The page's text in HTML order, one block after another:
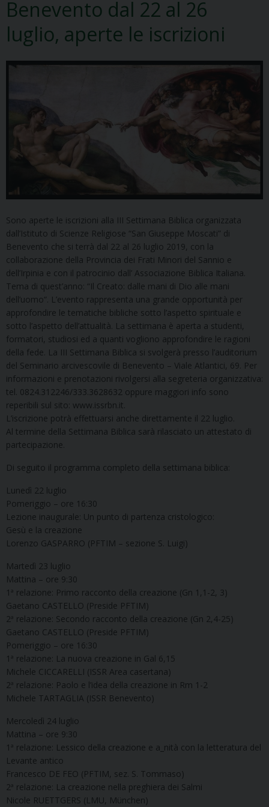
Benevento dal 22 al 26
luglio, aperte le iscrizioni
Sono aperte le iscrizioni alla III Settimana Biblica organizzata
dall’Istituto di Scienze Religiose “San Giuseppe Moscati” di
Benevento che si terrà dal 22 al 26 luglio 2019, con la
collaborazione della Provincia dei Frati Minori del Sannio e
dell’Irpinia e con il patrocinio dall’ Associazione Biblica Italiana.
Tema di quest’anno: “Il Creato: dalle mani di Dio alle mani
dell’uomo“. L’evento rappresenta una grande opportunità per
approfondire le tematiche bibliche sotto l’aspetto spirituale e
sotto l’aspetto dell’attualità. La settimana è aperta a studenti,
formatori, studiosi ed a quanti vogliono approfondire le ragioni
della fede. La III Settimana Biblica si svolgerà presso l’auditorium
del Seminario arcivescovile di Benevento – Viale Atlantici, 69. Per
informazioni e prenotazioni rivolgersi alla segreteria organizzativa:
tel. 0824.312246/333.3628632 oppure maggiori info sono
reperibili sul sito: www.issrbn.it.
L’iscrizione potrà effettuarsi anche direttamente il 22 luglio.
Al termine della Settimana Biblica sarà rilasciato un attestato di
partecipazione.
Di seguito il programma completo della settimana biblica:
Lunedì 22 luglio
Pomeriggio – ore 16:30
Lezione inaugurale: Un punto di partenza cristologico:
Gesù e la creazione
Lorenzo GASPARRO (PFTIM – sezione S. Luigi)
Martedì 23 luglio
Mattina – ore 9:30
1ª relazione: Primo racconto della creazione (Gn 1,1-2, 3)
Gaetano CASTELLO (Preside PFTIM)
2ª relazione: Secondo racconto della creazione (Gn 2,4-25)
Gaetano CASTELLO (Preside PFTIM)
Pomeriggio – ore 16:30
1ª relazione: La nuova creazione in Gal 6,15
Michele CICCARELLI (ISSR Area casertana)
2ª relazione: Paolo e l’idea della creazione in Rm 1-2
Michele TARTAGLIA (ISSR Benevento)
Mercoledì 24 luglio
Mattina – ore 9:30
1ª relazione: Lessico della creazione e a_nità con la letteratura del
Levante antico
Francesco DE FEO (PFTIM, sez. S. Tommaso)
2ª relazione: La creazione nella preghiera dei Salmi
Nicole RUETTGERS (LMU, München)